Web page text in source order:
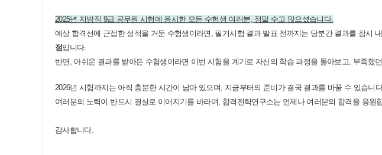
2025년 지방직 9급 공무원 시험에 응시한 모든 수험생 여러분, 정말 수고 많으셨습니다.
예상 합격선에 근접한 성적을 거둔 수험생이라면, 필기시험 결과 발표 전까지는 당분간 결과를 잠시
점 입니다.
반면, 아쉬운 결과를 받아든 수험생이라면 이번 시험을 계기로 자신의 학습 과정을 돌아보고, 부족했
2026년 시험까지는 아직 충분한 시간이 남아 있으며, 지금부터의 준비가 결국 결과를 바꿀 수 있습니
여러분의 노력이 반드시 결실로 이어지기를 바라며, 합격전략연구소는 언제나 여러분의 합격을 응원
감사합니다.